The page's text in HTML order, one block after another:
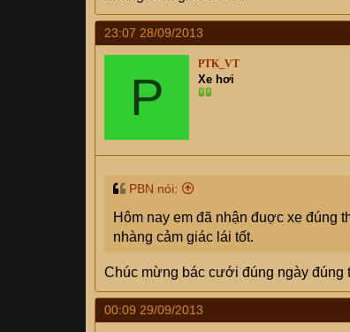
23:07 28/09/2013
P
PTK_VT
Xe hơi
PBN nói:
Hôm nay em đã nhận đuợc xe đúng
nhàng cảm giác lái tốt.
Chúc mừng bác cưới đúng ngày đúng
00:09 29/09/2013